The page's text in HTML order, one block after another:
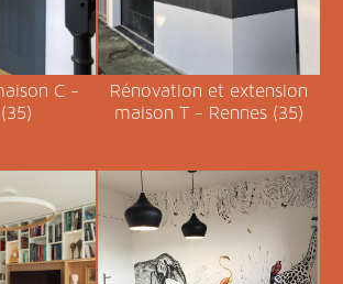
C -
Rénovation et extension
maison T - Rennes (35)